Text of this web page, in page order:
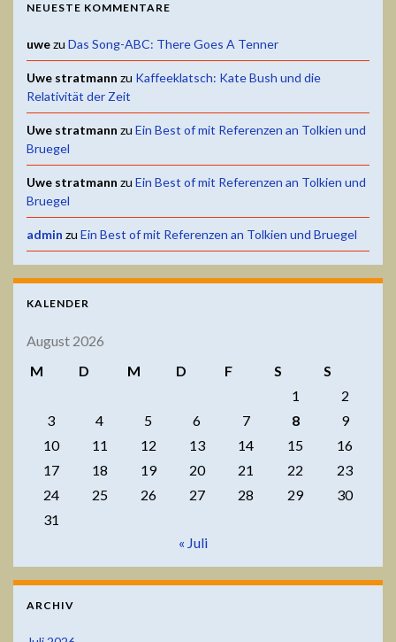
NEUESTE KOMMENTARE
uwezu Das Song-ABC: There Goes A Tenner
Uwe stratmann zu Kaffeeklatsch: Kate Bush und die
Relativität der Zeit
Uwe stratmann zu Ein Best of mit Referenzen an Tolkien und
Bruegel
Uwe stratmann zu Ein Best of mit Referenzen an Tolkien und
Bruegel
admin zu Ein Best of mit Referenzen an Tolkien und Bruegel
KALENDER
August 2026
M
D M D F S
S
1
2
3
4 5 6 7 8
9
10
11 12 13 14 15
16
17
18 19 20 21 22
23
24
25 26 27 28 29
30
31
« Juli
ARCHIV